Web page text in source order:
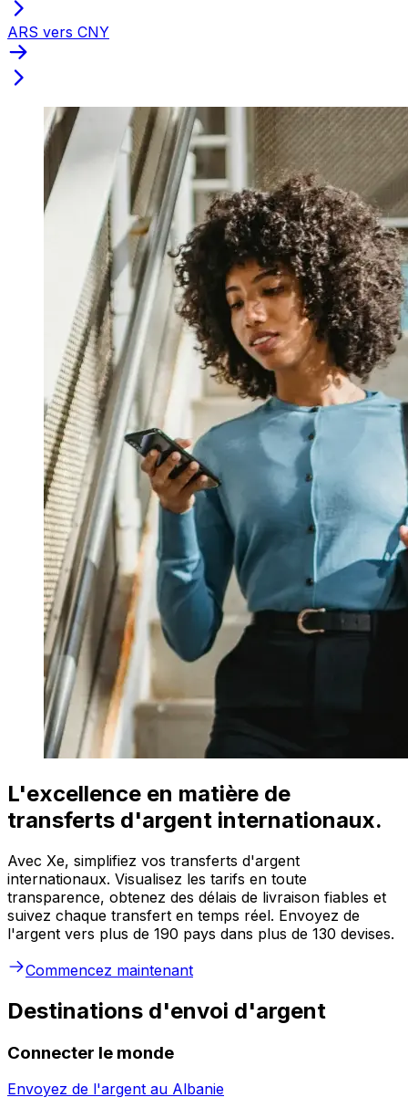
ARS vers CNY
L'excellence en matière de
transferts d'argent internationaux.
Avec Xe, simplifiez vos transferts d'argent
internationaux. Visualisez les tarifs en toute
transparence, obtenez des délais de livraison fiables et
suivez chaque transfert en temps réel. Envoyez de
l'argent vers plus de 190 pays dans plus de 130 devises.
Commencez maintenant
Destinations d'envoi d'argent
Connecter le monde
Envoyez de l'argent au Albanie